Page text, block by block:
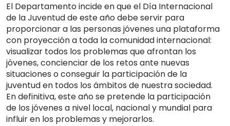
El Departamento incide en que el Día Internacional
de la Juventud de este año debe servir para
proporcionar a las personas jóvenes una plataforma
con proyección a toda la comunidad internacional:
visualizar todos los problemas que afrontan los
jóvenes, concienciar de los retos ante nuevas
situaciones o conseguir la participación de la
juventud en todos los ámbitos de nuestra sociedad.
En definitiva, este año se pretende la participación
de los jóvenes a nivel local, nacional y mundial para
influir en los problemas y mejorarlos.